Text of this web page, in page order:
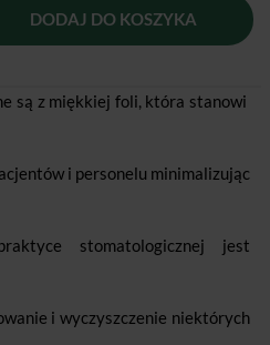
DODAJ DO KOSZYKA
są z miękkiej foli, która stanowi
i personelu minimalizując
stomatologicznej jest
i wyczyszczenie niektórych